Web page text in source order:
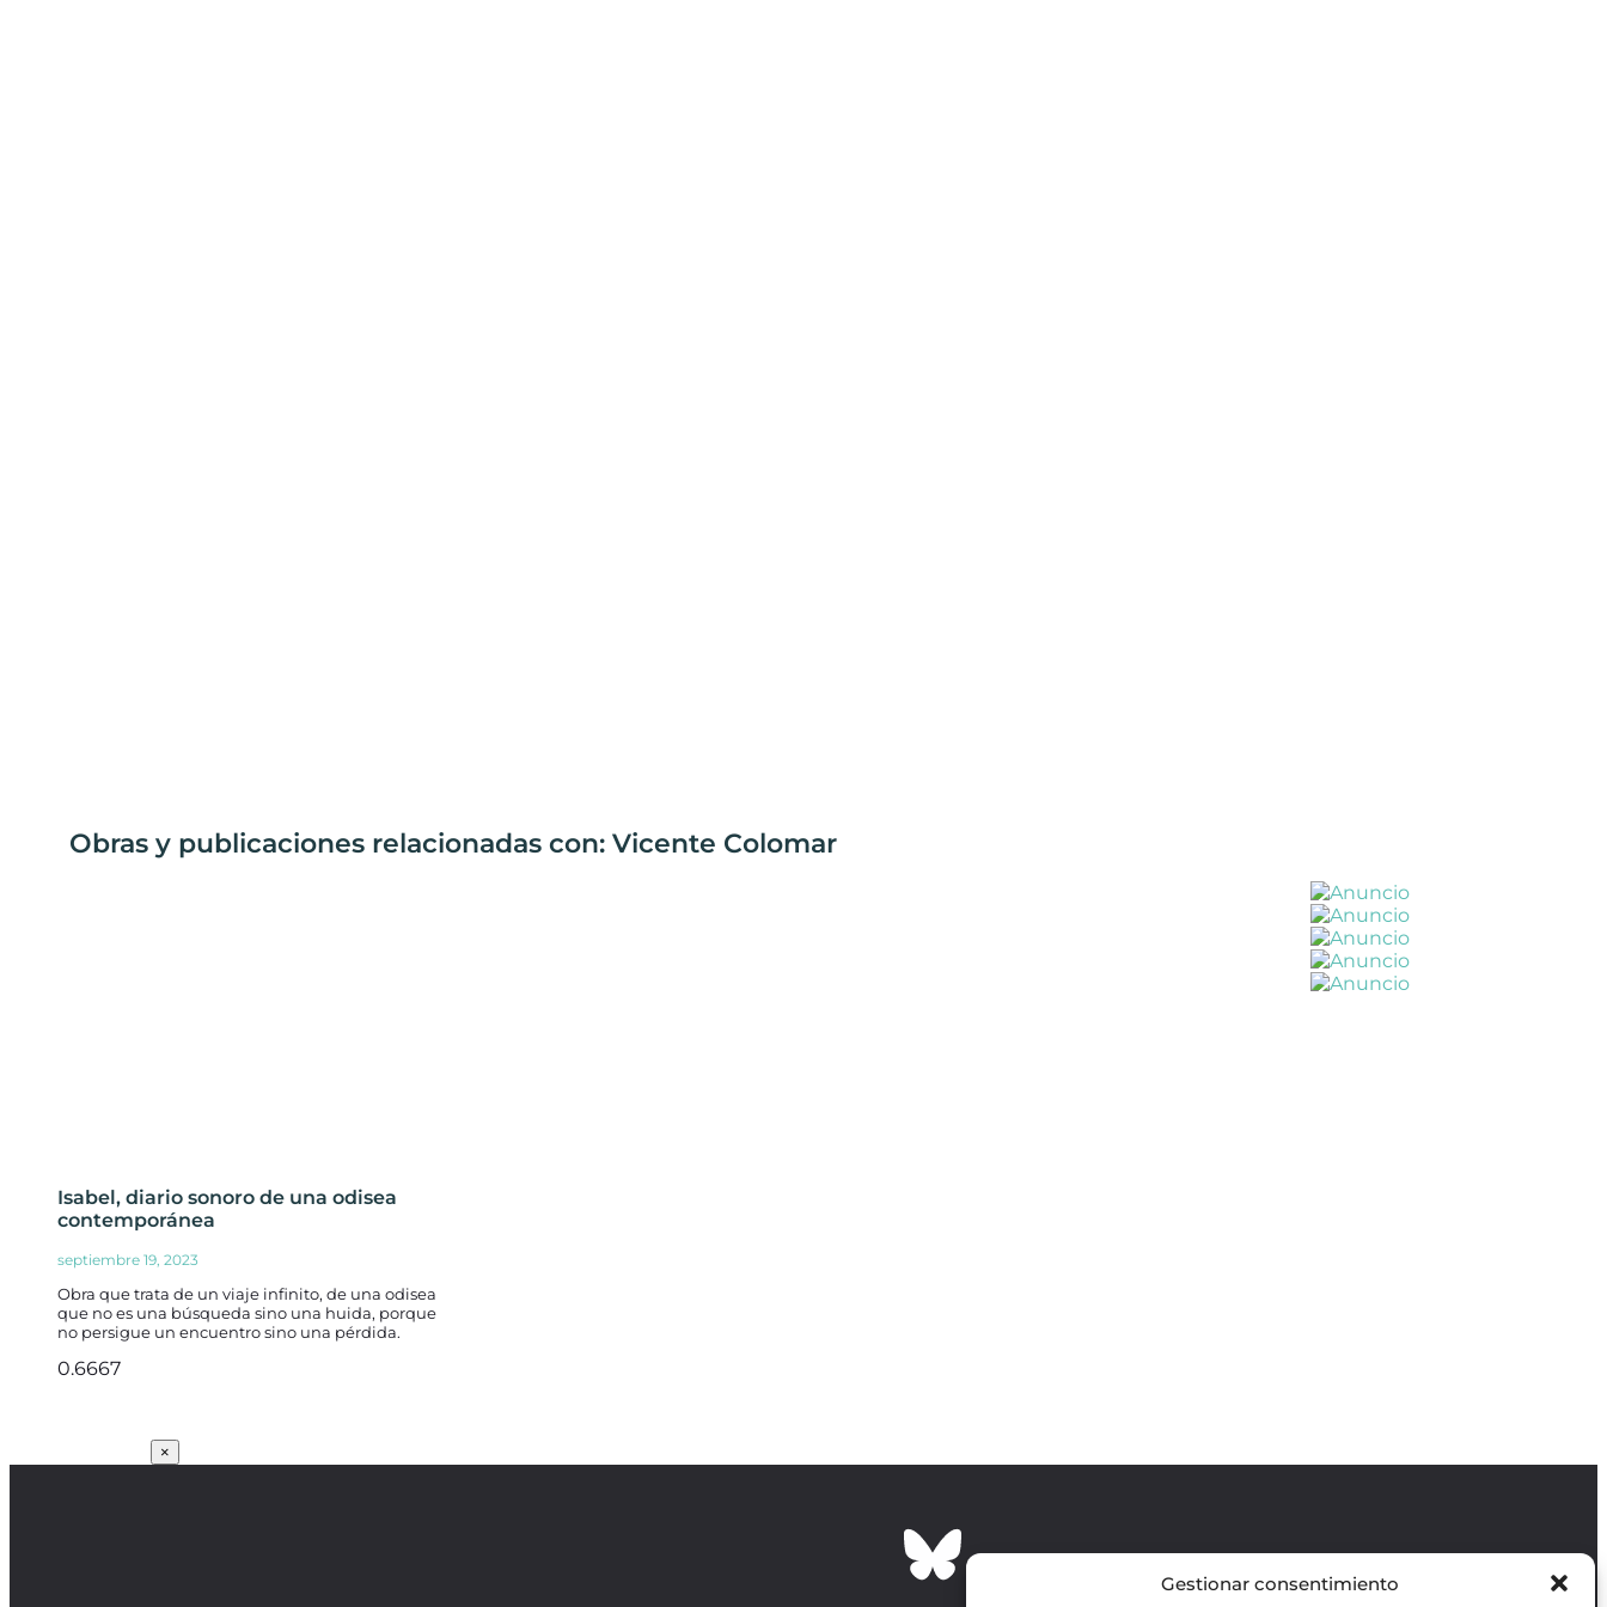
Gestionar consentimiento
Obras y publicaciones relacionadas con: Vicente Colomar
Isabel, diario sonoro de una odisea
contemporánea
septiembre 19, 2023
Obra que trata de un viaje infinito, de una odisea
que no es una búsqueda sino una huida, porque
no persigue un encuentro sino una pérdida.
×
Revista GODOT
es una revista